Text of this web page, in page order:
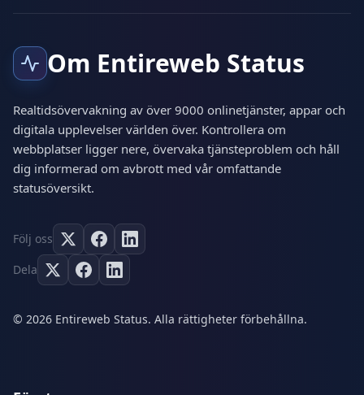
Om Entireweb Status
Realtidsövervakning av över 9000 onlinetjänster, appar och
digitala upplevelser världen över. Kontrollera om
webbplatser ligger nere, övervaka tjänsteproblem och håll
dig informerad om avbrott med vår omfattande
statusöversikt.
Följ oss
Dela
© 2026 Entireweb Status. Alla rättigheter förbehållna.